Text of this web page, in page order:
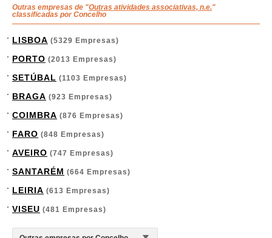
Outras empresas de "Outras atividades associativas, n.e."
classificadas por Concelho
LISBOA (5329 Empresas)
PORTO (2013 Empresas)
SETÚBAL (1103 Empresas)
BRAGA (923 Empresas)
COIMBRA (876 Empresas)
FARO (848 Empresas)
AVEIRO (747 Empresas)
SANTARÉM (664 Empresas)
LEIRIA (613 Empresas)
VISEU (481 Empresas)